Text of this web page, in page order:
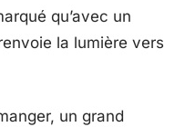
qu’avec un
la lumière vers
un grand